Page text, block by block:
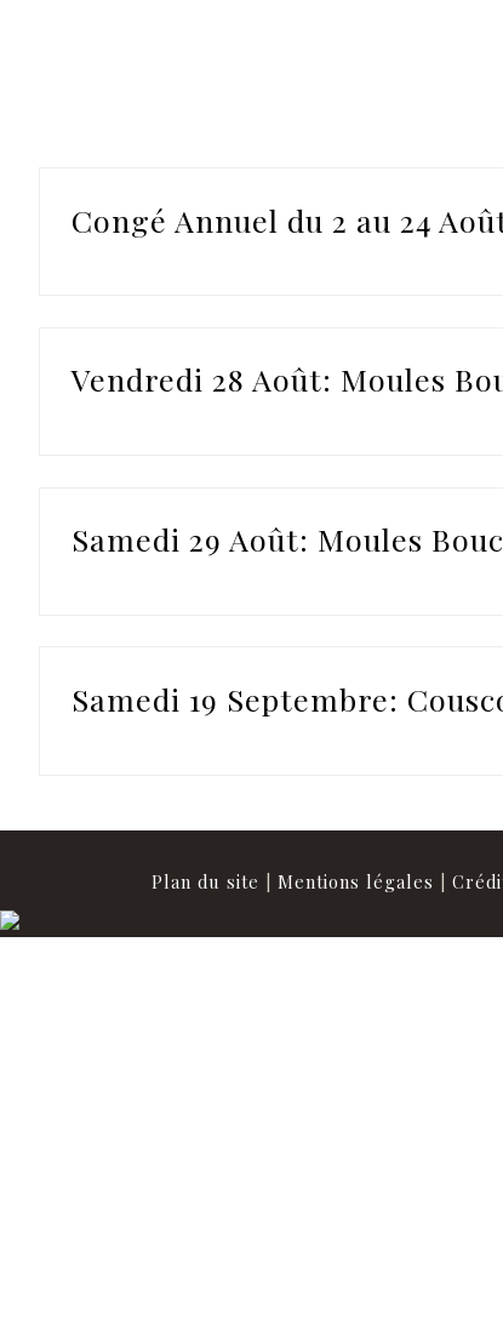
Congé Annuel du 2 au 24
Vendredi 28 Août: Moules
Samedi 29 Août: Moules
Samedi 19 Septembre:
Plan du site Mentions légales